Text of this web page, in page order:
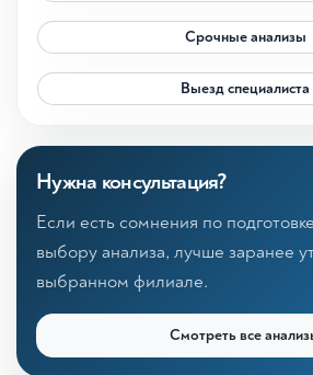
Срочные анализы
Выезд специалиста
Нужна консультация?
Если есть сомнения по
выбору анализа, лучше заранее
выбранном филиале.
Смотреть все